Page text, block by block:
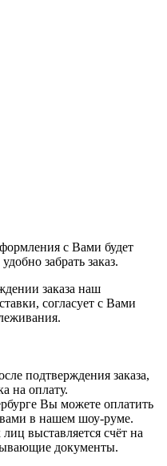
с Вами будет
забрать заказ.
заказа наш
согласует с Вами
подтверждения заказа,
на оплату.
Вы можете оплатить
в нашем шоу-руме.
выставляется счёт на
документы.